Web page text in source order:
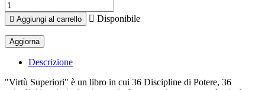
 Aggiungi al carrello  Disponibile
Descrizione
"Virtù Superiori" è un libro in cui 36 Discipline di Potere, 36